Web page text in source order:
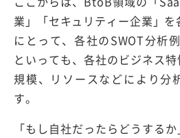
業」「セキュリティー企業」
にとって、各社のSWOT分析
といっても、各社のビジネス
規模、リソースなどにより分
す。
「もし自社だったらどうする